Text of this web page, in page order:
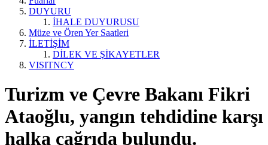
DUYURU
İHALE DUYURUSU
Müze ve Ören Yer Saatleri
İLETİŞİM
DİLEK VE ŞİKAYETLER
VISITNCY
Turizm ve Çevre Bakanı Fikri
Ataoğlu, yangın tehdidine karşı
halka çağrıda bulundu.